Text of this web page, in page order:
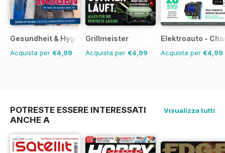
Gesundheit & Hygiene
Acquista per €4,99
Grillmeister
Acquista per €4,99
Elektroauto -
Acquista per €4,99
POTRESTE ESSERE INTERESSATI
ANCHE A
Visualizza tutti